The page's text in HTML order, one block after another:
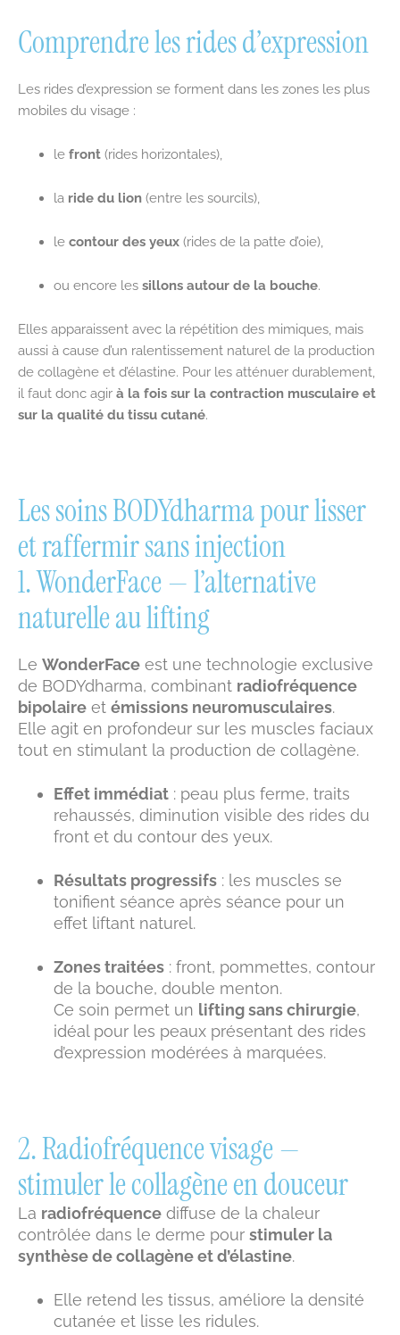
Comprendre les rides d’expression
Les rides d’expression se forment dans les zones les plus
mobiles du visage :
le front (rides horizontales),
la ride du lion (entre les sourcils),
le contour des yeux (rides de la patte d’oie),
ou encore les sillons autour de la bouche.
Elles apparaissent avec la répétition des mimiques, mais
aussi à cause d’un ralentissement naturel de la production
de collagène et d’élastine. Pour les atténuer durablement,
il faut donc agir à la fois sur la contraction musculaire et
sur la qualité du tissu cutané.
Les soins BODYdharma pour lisser
et raffermir sans injection
1. WonderFace — l’alternative
naturelle au lifting
Le WonderFace est une technologie exclusive
de BODYdharma, combinant radiofréquence
bipolaire et émissions neuromusculaires.
Elle agit en profondeur sur les muscles faciaux
tout en stimulant la production de collagène.
Effet immédiat : peau plus ferme, traits
rehaussés, diminution visible des rides du
front et du contour des yeux.
Résultats progressifs : les muscles se
tonifient séance après séance pour un
effet liftant naturel.
Zones traitées : front, pommettes, contour
de la bouche, double menton.
Ce soin permet un lifting sans chirurgie,
idéal pour les peaux présentant des rides
d’expression modérées à marquées.
2. Radiofréquence visage —
stimuler le collagène en douceur
La radiofréquence diffuse de la chaleur
contrôlée dans le derme pour stimuler la
synthèse de collagène et d’élastine.
Elle retend les tissus, améliore la densité
cutanée et lisse les ridules.